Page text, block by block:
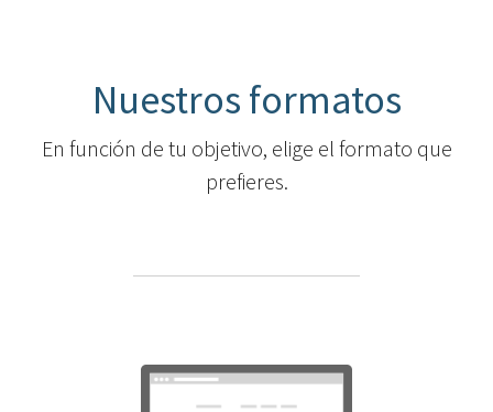
Nuestros formatos
En función de tu objetivo, elige el formato que
prefieres.